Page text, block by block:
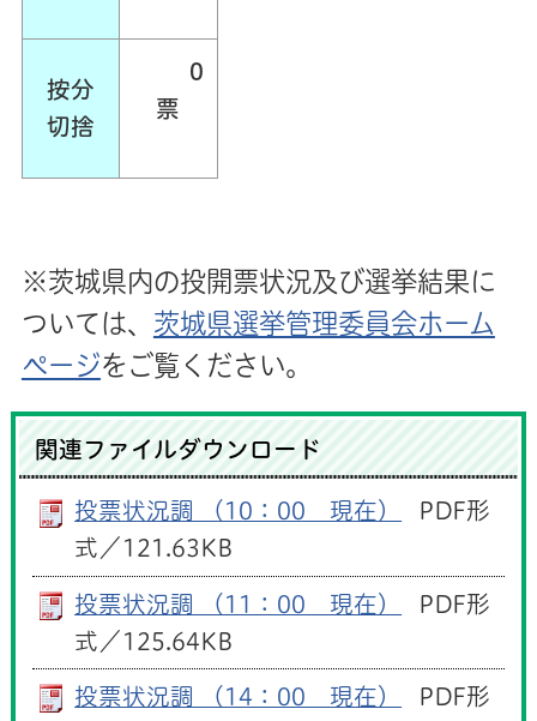
按分
切捨
0
票
※茨城県内の投開票状況及び選挙結果に
ついては、 茨城県選挙管理委員会ホーム
ページをご覧ください。
関連ファイルダウンロード
投票状況調 （10：00 現在）
PDF形
式／121.63KB
投票状況調 （11：00 現在）
PDF形
式／125.64KB
投票状況調 （14：00 現在）
PDF形